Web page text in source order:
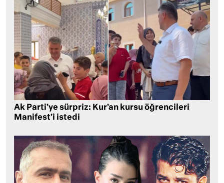
Ak Parti’ye sürpriz: Kur’an kursu öğrencileri
Manifest’i istedi